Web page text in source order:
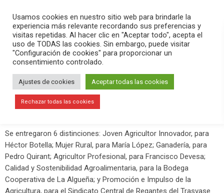
search menu pause PLAY
julio 7, 2019
ASAJA Alicante entrega sus premios
anuales
Las instalaciones de Distrito Digital acogían este sábado la
Se entregaron 6 distinciones: Joven Agricultor Innovador, para
Héctor Botella; Mujer Rural, para María López; Ganadería, para
Pedro Quirant; Agricultor Profesional, para Francisco Devesa;
Calidad y Sostenibilidad Agroalimentaria, para la Bodega
Cooperativa de La Algueña; y Promoción e Impulso de la
Agricultura, para el Sindicato Central de Regantes del Trasvase
Usamos cookies en nuestro sitio web para brindarle la
experiencia más relevante recordando sus preferencias y
visitas repetidas. Al hacer clic en "Aceptar todo", acepta el
uso de TODAS las cookies. Sin embargo, puede visitar
"Configuración de cookies" para proporcionar un
consentimiento controlado.
Ajustes de cookies Aceptar todas las cookies
Rechazar todas las cookies